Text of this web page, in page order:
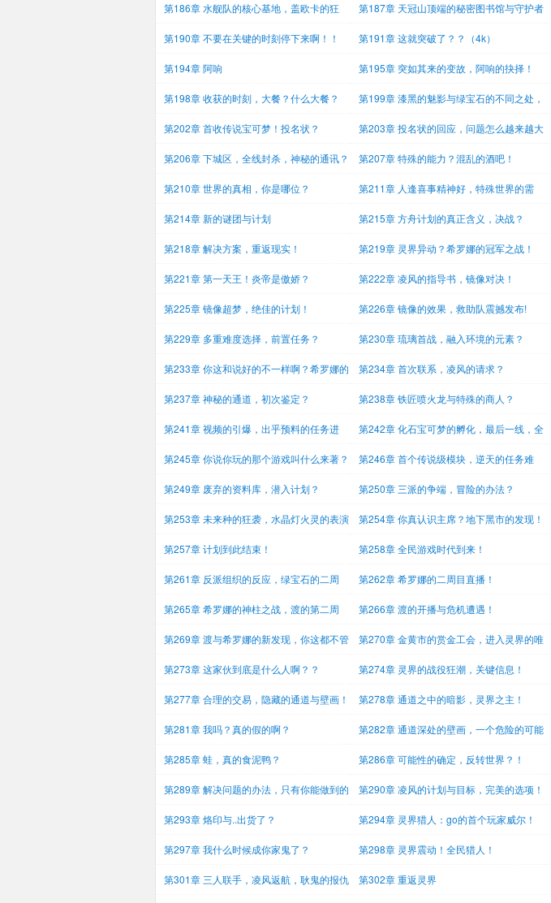
第186章 水舰队的核心基地，盖欧卡的狂
暴！（4k）
第187章 天冠山顶端的秘密图书馆与守护者
（4k）
第190章 不要在关键的时刻停下来啊！！
（4k）
第191章 这就突破了？？（4k）
第194章 阿响 第195章 突如其来的变故，阿响的抉择！
第198章 收获的时刻，大餐？什么大餐？
第199章 漆黑的魅影与绿宝石的不同之处，
第202章 首收传说宝可梦！投名状？
第203章 投名状的回应，问题怎么越来越大
第206章 下城区，全线封杀，神秘的通讯？ 第207章 特殊的能力？混乱的酒吧！
第210章 世界的真相，你是哪位？
第211章 人逢喜事精神好，特殊世界的需
求？
第214章 新的谜团与计划 第215章 方舟计划的真正含义，决战？
第218章 解决方案，重返现实！ 第219章 灵界异动？希罗娜的冠军之战！
第221章 第一天王！炎帝是傲娇？ 第222章 凌风的指导书，镜像对决！
第225章 镜像超梦，绝佳的计划！ 第226章 镜像的效果，救助队震撼发布!
第229章 多重难度选择，前置任务？ 第230章 琉璃首战，融入环境的元素？
第233章 你这和说好的不一样啊？希罗娜的
联系！
第234章 首次联系，凌风的请求？
第237章 神秘的通道，初次鉴定？ 第238章 铁匠喷火龙与特殊的商人？
第241章 视频的引爆，出乎预料的任务进
度！
第242章 化石宝可梦的孵化，最后一线，全
第245章 你说你玩的那个游戏叫什么来著？
第246章 首个传说级模块，逆天的任务难
度！
第249章 废弃的资料库，潜入计划？ 第250章 三派的争端，冒险的办法？
第253章 未来种的狂袭，水晶灯火灵的表演
第254章 你真认识主席？地下黑市的发现！
第257章 计划到此结束！ 第258章 全民游戏时代到来！
第261章 反派组织的反应，绿宝石的二周
目！
第262章 希罗娜的二周目直播！
第265章 希罗娜的神柱之战，渡的第二周
目？
第266章 渡的开播与危机遭遇！
第269章 渡与希罗娜的新发现，你这都不管
第270章 金黄市的赏金工会，进入灵界的唯
第273章 这家伙到底是什么人啊？？ 第274章 灵界的战役狂潮，关键信息！
第277章 合理的交易，隐藏的通道与壁画！ 第278章 通道之中的暗影，灵界之主！
第281章 我吗？真的假的啊？
第282章 通道深处的壁画，一个危险的可能
第285章 蛙，真的食泥鸭？ 第286章 可能性的确定，反转世界？！
第289章 解决问题的办法，只有你能做到的
第290章 凌风的计划与目标，完美的选项！
第293章 烙印与..出货了？ 第294章 灵界猎人：go的首个玩家威尔！
第297章 我什么时候成你家鬼了？ 第298章 灵界震动！全民猎人！
第301章 三人联手，凌风返航，耿鬼的报仇
第302章 重返灵界